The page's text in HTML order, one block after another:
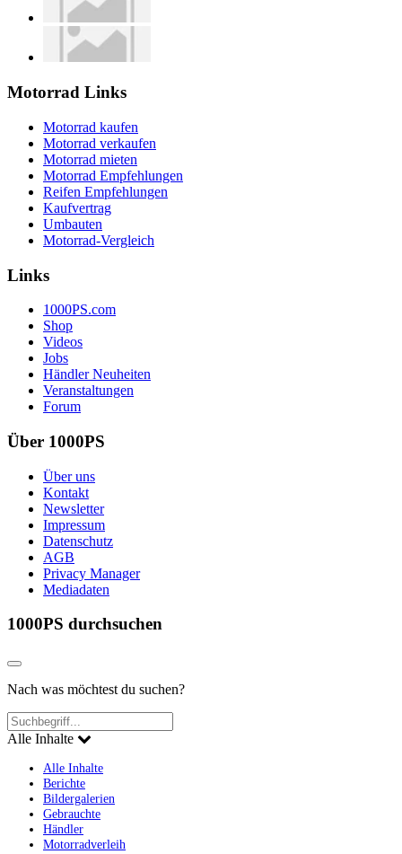
Motorrad Links
Motorrad kaufen
Motorrad verkaufen
Motorrad mieten
Motorrad Empfehlungen
Reifen Empfehlungen
Kaufvertrag
Umbauten
Motorrad-Vergleich
Links
1000PS.com
Shop
Videos
Jobs
Händler Neuheiten
Veranstaltungen
Forum
Über 1000PS
Über uns
Kontakt
Newsletter
Impressum
Datenschutz
AGB
Privacy Manager
Mediadaten
1000PS durchsuchen
Nach was möchtest du suchen?
Alle Inhalte
Alle Inhalte
Berichte
Bildergalerien
Gebrauchte
Händler
Motorradverleih